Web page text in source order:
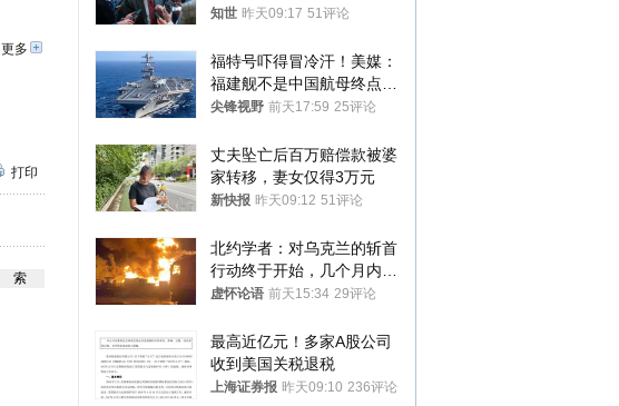
更多开
打印
知世 昨天09:17 51评论
福特号吓得冒冷汗！美媒：
福建舰不是中国航母终点，
而是新起点！
尖锋视野 前天17:59 25评论
丈夫坠亡后百万赔偿款被婆
家转移，妻女仅得3万元
新快报 昨天09:12 51评论
北约学者：对乌克兰的斩首
行动终于开始，几个月内乌
将投降
虚怀论语 前天15:34 29评论
最高近亿元！多家A股公司
收到美国关税退税
上海证券报 昨天09:10 236评论